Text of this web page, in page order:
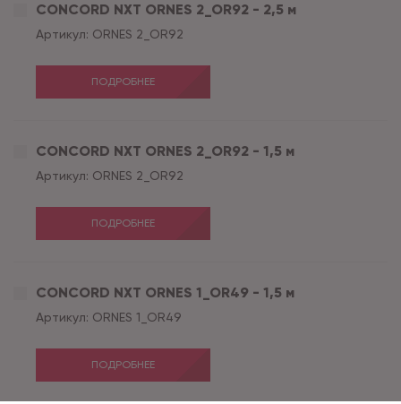
CONCORD NXT ORNES 2_OR92 - 2,5 м
Артикул: ORNES 2_OR92
ПОДРОБНЕЕ
CONCORD NXT ORNES 2_OR92 - 1,5 м
Артикул: ORNES 2_OR92
ПОДРОБНЕЕ
CONCORD NXT ORNES 1_OR49 - 1,5 м
Артикул: ORNES 1_OR49
ПОДРОБНЕЕ